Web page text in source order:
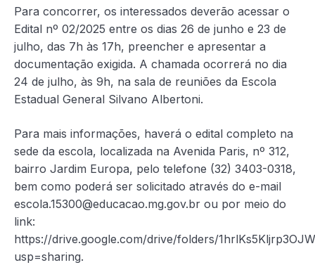
Para concorrer, os interessados deverão acessar o
Edital nº 02/2025 entre os dias 26 de junho e 23 de
julho, das 7h às 17h, preencher e apresentar a
documentação exigida. A chamada ocorrerá no dia
24 de julho, às 9h, na sala de reuniões da Escola
Estadual General Silvano Albertoni.
Para mais informações, haverá o edital completo na
sede da escola, localizada na Avenida Paris, nº 312,
bairro Jardim Europa, pelo telefone (32) 3403-0318,
bem como poderá ser solicitado através do e-mail
escola.15300@educacao.mg.gov.br ou por meio do
link:
https://drive.google.com/drive/folders/
usp=sharing.